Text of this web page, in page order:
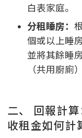
本網頁所提供資料僅作參考
若因錯漏而引致任何不便或
本網站採用無障礙網頁設
2889 2886 /
中原地產 網上搵樓 |
© 2026 中原按揭經紀有限
條款及細則
| 私隱政策聲明
白表家庭。
分租睡房：
個或以上睡
並將其餘睡
（共用廚廁）
二、 回報計
收租金如何計